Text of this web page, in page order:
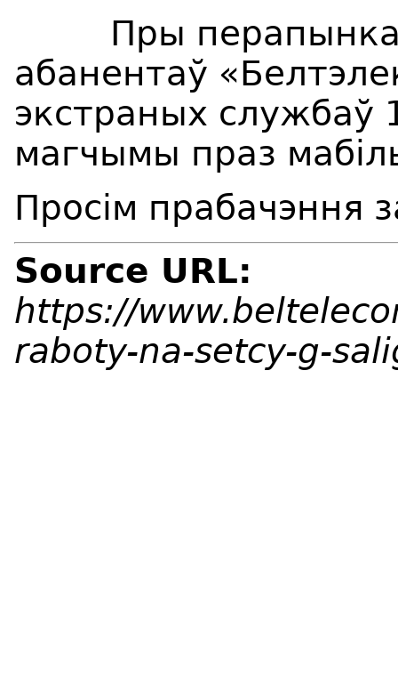
Пры перапынках
абанентаў
экстраных службаў
магчымы праз
Просім прабачэння
Source URL:
https://
raboty-na-setcy-g-